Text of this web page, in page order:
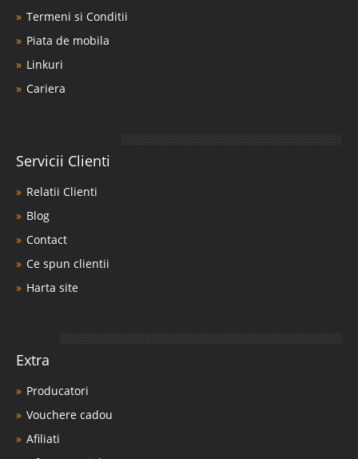
Termeni si Conditii
Piata de mobila
Linkuri
Cariera
Servicii Clienti
Relatii Clienti
Blog
Contact
Ce spun clientii
Harta site
Extra
Producatori
Vouchere cadou
Afiliati